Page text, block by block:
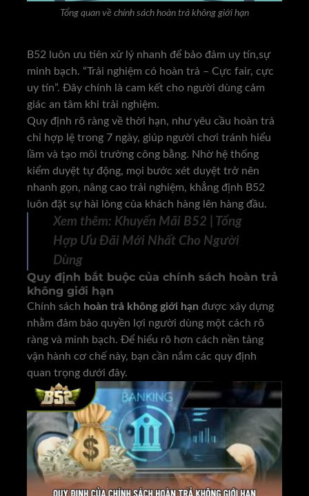
Tổng quan về chính sách hoàn trả không giới hạn
B52 luôn ưu tiên xử lý nhanh để bảo đảm uy tín,sự
minh bạch. “Trải nghiệm có hoàn trả – Cực fair, cực
uy tín”. Đây chính là cam kết cho người dùng cảm
giác an tâm khi trải nghiệm.
Quy định rõ ràng về thời hạn, như yêu cầu hoàn trả
chỉ hợp lệ trong 7 ngày, giúp người chơi tránh hiểu
lầm và tạo môi trường công bằng. Nhờ hệ thống
kiểm duyệt tự động, mọi bước xét duyệt trở nên
nhanh gọn, nâng cao trải nghiệm, khẳng định B52
luôn đặt sự hài lòng của khách hàng lên hàng đầu.
Xem thêm: Khuyến Mãi B52 | Tổng
Hợp Ưu Đãi Mới Nhất Cho Người
Dùng
Quy định bắt buộc của chính sách hoàn trả
không giới hạn
Chính sách hoàn trả không giới hạn được xây dựng
nhằm đảm bảo quyền lợi người dùng một cách rõ
ràng và minh bạch. Để hiểu rõ hơn cách nền tảng
vận hành cơ chế này, bạn cần nắm các quy định
quan trọng dưới đây.